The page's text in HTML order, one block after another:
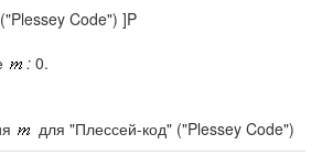
Code") ]P
: 0.
для "Плессей-код" ("Plessey Code")